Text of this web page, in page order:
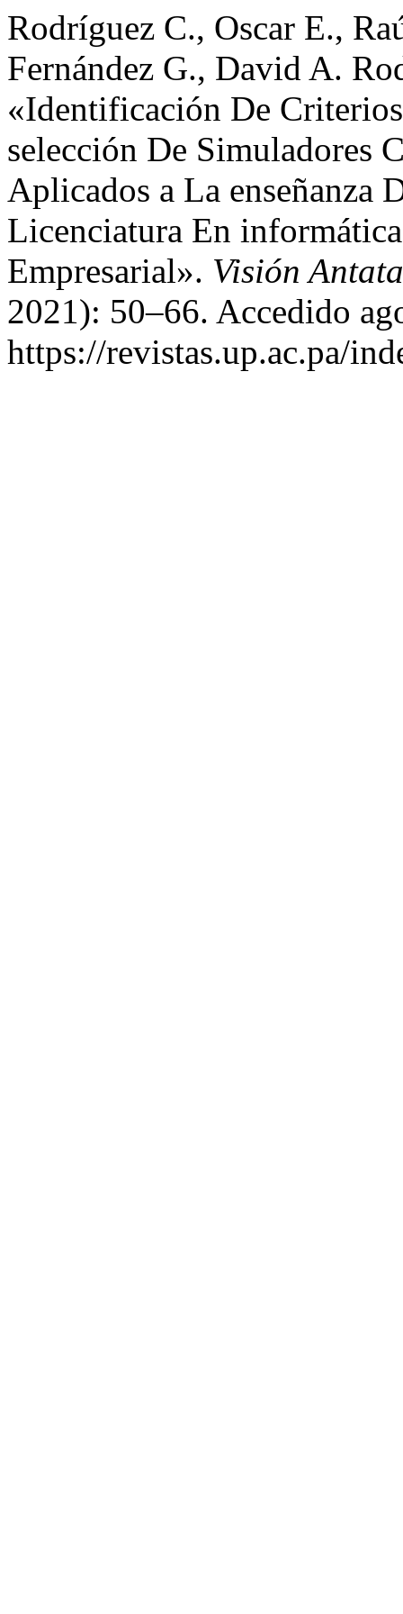
Rodríguez C., Oscar E.,
Fernández G., David A.
«Identificación De
selección De Simuladores
Aplicados a La enseñanza
Licenciatura En
Empresarial». Visión
2021): 50–66. Accedido
https://revistas.up.ac.pa/